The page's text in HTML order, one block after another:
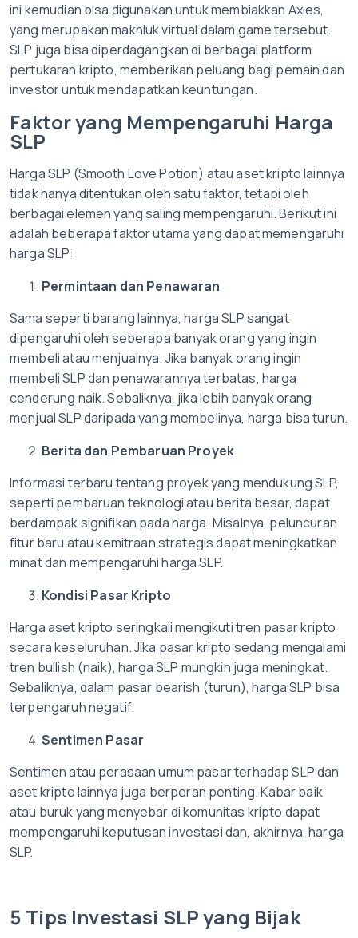
ini kemudian bisa digunakan untuk membiakkan Axies,
yang merupakan makhluk virtual dalam game tersebut.
SLP juga bisa diperdagangkan di berbagai platform
pertukaran kripto, memberikan peluang bagi pemain dan
investor untuk mendapatkan keuntungan.
Faktor yang Mempengaruhi Harga
SLP
Harga SLP (Smooth Love Potion) atau aset kripto lainnya
tidak hanya ditentukan oleh satu faktor, tetapi oleh
berbagai elemen yang saling mempengaruhi. Berikut ini
adalah beberapa faktor utama yang dapat memengaruhi
harga SLP:
Permintaan dan Penawaran
Sama seperti barang lainnya, harga SLP sangat
dipengaruhi oleh seberapa banyak orang yang ingin
membeli atau menjualnya. Jika banyak orang ingin
membeli SLP dan penawarannya terbatas, harga
cenderung naik. Sebaliknya, jika lebih banyak orang
menjual SLP daripada yang membelinya, harga bisa turun.
Berita dan Pembaruan Proyek
Informasi terbaru tentang proyek yang mendukung SLP,
seperti pembaruan teknologi atau berita besar, dapat
berdampak signifikan pada harga. Misalnya, peluncuran
fitur baru atau kemitraan strategis dapat meningkatkan
minat dan mempengaruhi harga SLP.
Kondisi Pasar Kripto
Harga aset kripto seringkali mengikuti tren pasar kripto
secara keseluruhan. Jika pasar kripto sedang mengalami
tren bullish (naik), harga SLP mungkin juga meningkat.
Sebaliknya, dalam pasar bearish (turun), harga SLP bisa
terpengaruh negatif.
Sentimen Pasar
Sentimen atau perasaan umum pasar terhadap SLP dan
aset kripto lainnya juga berperan penting. Kabar baik
atau buruk yang menyebar di komunitas kripto dapat
mempengaruhi keputusan investasi dan, akhirnya, harga
SLP.
5 Tips Investasi SLP yang Bijak